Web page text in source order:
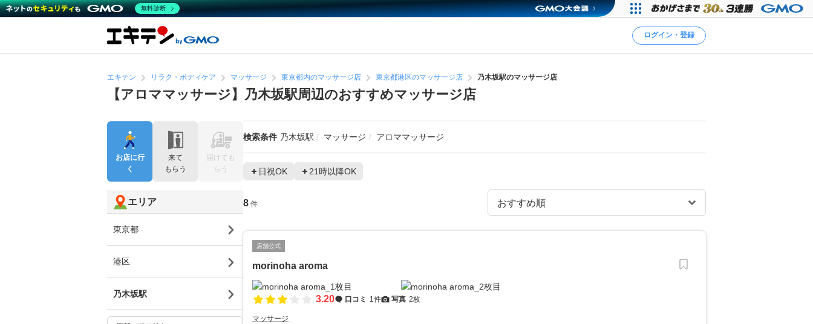
ログイン・登録
エキテン リラク・ボディケア マッサージ 東京都内のマッサージ店 東京都港区のマッサージ店 乃木坂駅のマッサージ店
【アロママッサージ】乃木坂駅周辺のおすすめマッサージ店
検索条件 乃木坂駅 マッサージ アロママッサージ
日祝OK 21時以降OK
8 件
店舗公式
morinoha aroma
3.20 口コミ 1件 写真 2枚
マッサージ
お店に行
く
来て
もらう
届けても
らう
エリア
東京都
港区
乃木坂駅
無料診断